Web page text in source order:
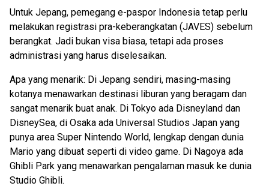
Untuk Jepang, pemegang e-paspor Indonesia tetap perlu
melakukan registrasi pra-keberangkatan (JAVES) sebelum
berangkat. Jadi bukan visa biasa, tetapi ada proses
administrasi yang harus diselesaikan.
Apa yang menarik: Di Jepang sendiri, masing-masing
kotanya menawarkan destinasi liburan yang beragam dan
sangat menarik buat anak. Di Tokyo ada Disneyland dan
DisneySea, di Osaka ada Universal Studios Japan yang
punya area Super Nintendo World, lengkap dengan dunia
Mario yang dibuat seperti di video game. Di Nagoya ada
Ghibli Park yang menawarkan pengalaman masuk ke dunia
Studio Ghibli.